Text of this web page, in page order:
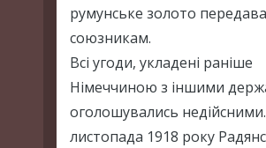
румунське золото
союзникам.
Всі угоди, укладені раніше
Німеччиною з іншими
оголошувались
листопада 1918 року